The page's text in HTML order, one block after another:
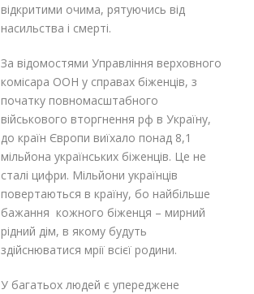
відкритими очима, рятуючись від
насильства і смерті.
За відомостями Управління верховного
комісара ООН у справах біженців, з
початку повномасштабного
військового вторгнення рф в Україну,
до країн Європи виїхало понад 8,1
мільйона українських біженців. Це не
сталі цифри. Мільйони українців
повертаються в країну, бо найбільше
бажання кожного біженця – мирний
рідний дім, в якому будуть
здійснюватися мрії всієї родини.
У багатьох людей є упереджене